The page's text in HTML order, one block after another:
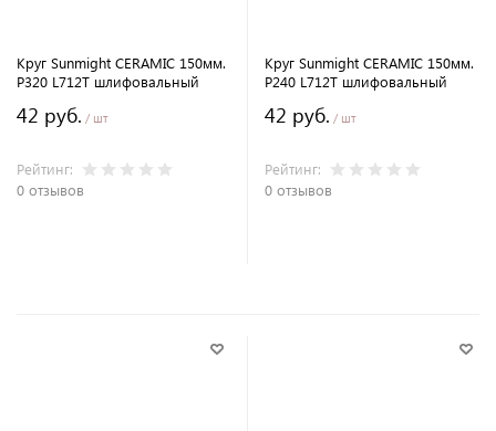
Круг Sunmight CERAMIC 150мм.
P320 L712T шлифовальный
42 руб. / шт
Рейтинг:
0 отзывов
Круг Sunmight CERAMIC 150мм.
P240 L712T шлифовальный
42 руб. / шт
Рейтинг:
0 отзывов